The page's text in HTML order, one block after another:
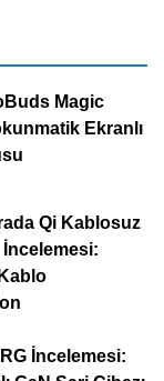
Magic
Ekranlı
Qi Kablosuz
İncelemesi: